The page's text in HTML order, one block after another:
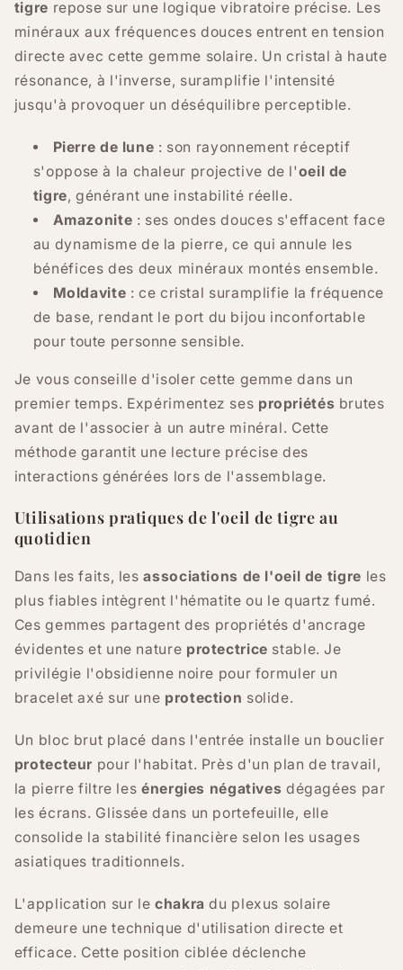
tigre repose sur une logique vibratoire précise. Les
minéraux aux fréquences douces entrent en tension
directe avec cette gemme solaire. Un cristal à haute
résonance, à l'inverse, suramplifie l'intensité
jusqu'à provoquer un déséquilibre perceptible.
Pierre de lune : son rayonnement réceptif
s'oppose à la chaleur projective de l'oeil de
tigre, générant une instabilité réelle.
Amazonite : ses ondes douces s'effacent face
au dynamisme de la pierre, ce qui annule les
bénéfices des deux minéraux montés ensemble.
Moldavite : ce cristal suramplifie la fréquence
de base, rendant le port du bijou inconfortable
pour toute personne sensible.
Je vous conseille d'isoler cette gemme dans un
premier temps. Expérimentez ses propriétés brutes
avant de l'associer à un autre minéral. Cette
méthode garantit une lecture précise des
interactions générées lors de l'assemblage.
Utilisations pratiques de l'oeil de tigre au
quotidien
Dans les faits, lesassociations de l'oeil de tigre les
plus fiables intègrent l'hématite ou le quartz fumé.
Ces gemmes partagent des propriétés d'ancrage
évidentes et une nature protectrice stable. Je
privilégie l'obsidienne noire pour formuler un
bracelet axé sur une protection solide.
Un bloc brut placé dans l'entrée installe un bouclier
protecteur pour l'habitat. Près d'un plan de travail,
la pierre filtre les énergies négatives dégagées par
les écrans. Glissée dans un portefeuille, elle
consolide la stabilité financière selon les usages
asiatiques traditionnels.
L'application sur le chakra du plexus solaire
demeure une technique d'utilisation directe et
efficace. Cette position ciblée déclenche